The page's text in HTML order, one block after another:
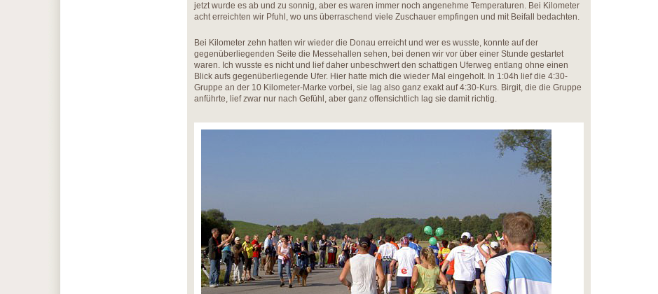
jetzt wurde es ab und zu sonnig, aber es waren immer noch angenehme Temperaturen. Bei Kilometer
acht erreichten wir Pfuhl, wo uns überraschend viele Zuschauer empfingen und mit Beifall bedachten.
Bei Kilometer zehn hatten wir wieder die Donau erreicht und wer es wusste, konnte auf der
gegenüberliegenden Seite die Messehallen sehen, bei denen wir vor über einer Stunde gestartet
waren. Ich wusste es nicht und lief daher unbeschwert den schattigen Uferweg entlang ohne einen
Blick aufs gegenüberliegende Ufer. Hier hatte mich die wieder Mal eingeholt. In 1:04h lief die 4:30-
Gruppe an der 10 Kilometer-Marke vorbei, sie lag also ganz exakt auf 4:30-Kurs. Birgit, die die Gruppe
anführte, lief zwar nur nach Gefühl, aber ganz offensichtlich lag sie damit richtig.